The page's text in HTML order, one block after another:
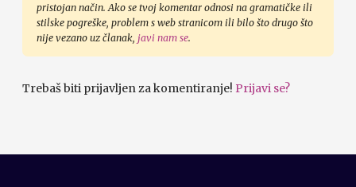
pristojan način. Ako se tvoj komentar odnosi na gramatičke ili
stilske pogreške, problem s web stranicom ili bilo što drugo što
nije vezano uz članak, javi nam se.
Trebaš biti prijavljen za komentiranje! Prijavi se?